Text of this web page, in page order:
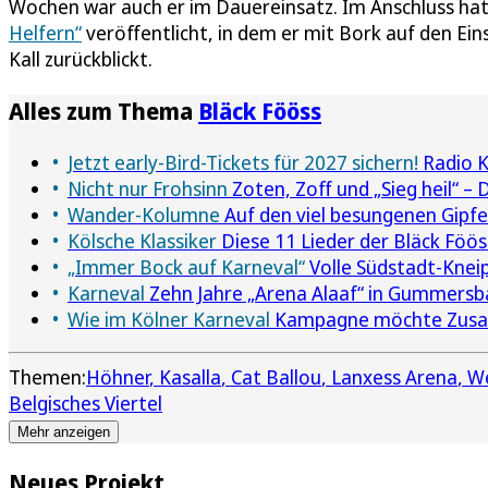
Wochen war auch er im Dauereinsatz. Im Anschluss
Helfern“veröffentlicht, in dem er mit Bork auf den
Kall zurückblickt.
Alles zum Thema Bläck Fööss
Jetzt early-Bird-Tickets für 2027 sichern! Radio
Nicht nur Frohsinn Zoten, Zoff und „Sieg heil“
Wander-Kolumne Auf den viel besungenen
Kölsche Klassiker Diese 11 Lieder der Bläck
„Immer Bock auf Karneval“Volle Südstadt-
Karneval Zehn Jahre „Arena Alaaf“ in
Wie im Kölner Karneval Kampagne möchte
Themen:Höhner Kasalla Cat Ballou Lanxess Arena
Belgisches Viertel
Mehr anzeigen